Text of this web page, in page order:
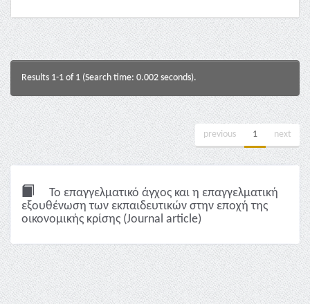
Results 1-1 of 1 (Search time: 0.002 seconds).
previous 1 next
Το επαγγελματικό άγχος και η επαγγελματική
εξουθένωση των εκπαιδευτικών στην εποχή της
οικονομικής κρίσης (Journal article)